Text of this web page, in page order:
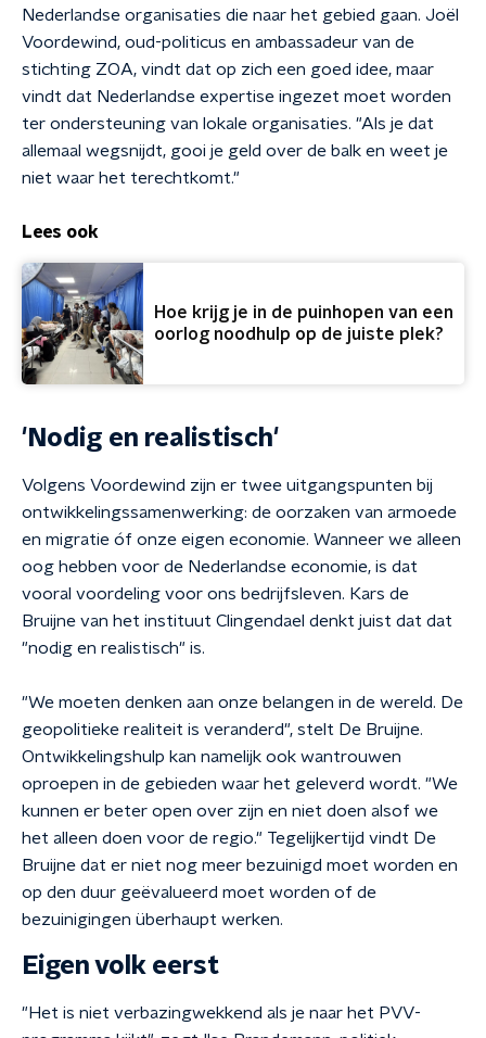
Nederlandse organisaties die naar het gebied gaan. Joël
Voordewind, oud-politicus en ambassadeur van de
stichting ZOA, vindt dat op zich een goed idee, maar
vindt dat Nederlandse expertise ingezet moet worden
ter ondersteuning van lokale organisaties. "Als je dat
allemaal wegsnijdt, gooi je geld over de balk en weet je
niet waar het terechtkomt."
Lees ook
Hoe krijg je in de puinhopen van een
oorlog noodhulp op de juiste plek?
'Nodig en realistisch'
Volgens Voordewind zijn er twee uitgangspunten bij
ontwikkelingssamenwerking: de oorzaken van armoede
en migratie óf onze eigen economie. Wanneer we alleen
oog hebben voor de Nederlandse economie, is dat
vooral voordeling voor ons bedrijfsleven. Kars de
Bruijne van het instituut Clingendael denkt juist dat dat
"nodig en realistisch" is.
"We moeten denken aan onze belangen in de wereld. De
geopolitieke realiteit is veranderd", stelt De Bruijne.
Ontwikkelingshulp kan namelijk ook wantrouwen
oproepen in de gebieden waar het geleverd wordt. "We
kunnen er beter open over zijn en niet doen alsof we
het alleen doen voor de regio." Tegelijkertijd vindt De
Bruijne dat er niet nog meer bezuinigd moet worden en
op den duur geëvalueerd moet worden of de
bezuinigingen überhaupt werken.
Eigen volk eerst
"Het is niet verbazingwekkend als je naar het PVV-